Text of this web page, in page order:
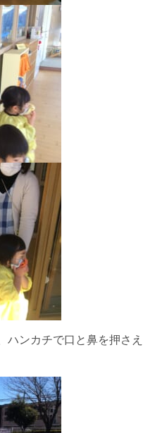
ハンカチで口と鼻を押さえ